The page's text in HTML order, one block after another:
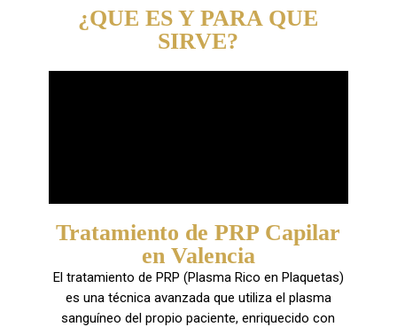
¿QUE ES Y PARA QUE
SIRVE?
Tratamiento de PRP Capilar
en Valencia
El tratamiento de PRP (Plasma Rico en Plaquetas)
es una técnica avanzada que utiliza el plasma
sanguíneo del propio paciente, enriquecido con